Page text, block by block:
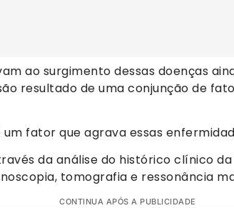
ao surgimento dessas doenças
resultado de uma conjunção de
fator que agrava essas
da análise do histórico clínico da
tomografia e ressonância
CONTINUA APÓS A PUBLICIDADE